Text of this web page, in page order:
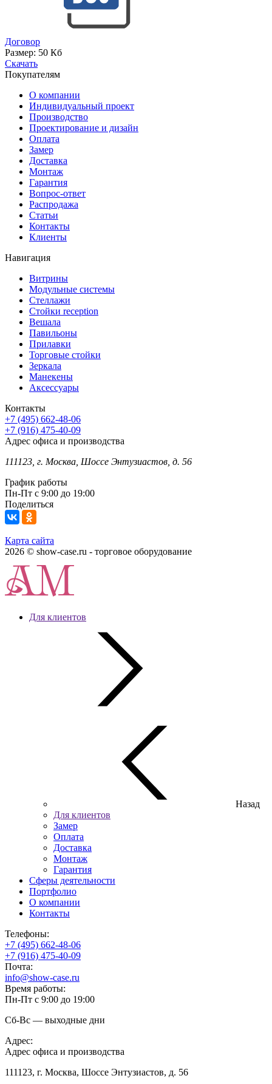
Договор
Размер: 50 Кб
Скачать
Покупателям
О компании
Индивидуальный проект
Производство
Проектирование и дизайн
Оплата
Замер
Доставка
Монтаж
Гарантия
Вопрос-ответ
Распродажа
Статьи
Контакты
Клиенты
Навигация
Витрины
Модульные системы
Стеллажи
Стойки reception
Вешала
Павильоны
Прилавки
Торговые стойки
Зеркала
Манекены
Аксессуары
Контакты
+7 (495) 662-48-06
+7 (916) 475-40-09
Адрес офиса и производства
111123, г. Москва, Шоссе Энтузиастов, д. 56
График работы
Пн-Пт с 9:00 до 19:00
Поделиться
Карта сайта
2026 © show-case.ru - торговое оборудование
Для клиентов
Назад
Для клиентов
Замер
Оплата
Доставка
Монтаж
Гарантия
Сферы деятельности
Портфолио
О компании
Контакты
Телефоны:
+7 (495) 662-48-06
+7 (916) 475-40-09
Почта:
info@show-case.ru
Время работы:
Пн-Пт с 9:00 до 19:00
Сб-Вс — выходные дни
Адрес:
Адрес офиса и производства
111123, г. Москва, Шоссе Энтузиастов, д. 56